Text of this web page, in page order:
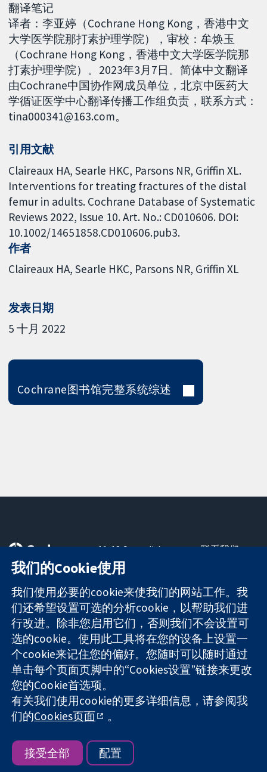
翻译笔记
译者：李亚婷（Cochrane Hong Kong，香港中文
大学医学院那打素护理学院），审校：牟焕玉
（Cochrane Hong Kong，香港中文大学医学院那
打素护理学院）。2023年3月7日。简体中文翻译
由Cochrane中国协作网成员单位，北京中医药大
学循证医学中心翻译传播工作组负责，联系方式：
tina000341@163.com。
引用文献
Claireaux HA, Searle HKC, Parsons NR, Griffin XL.
Interventions for treating fractures of the distal
femur in adults. Cochrane Database of Systematic
Reviews 2022, Issue 10. Art. No.: CD010606. DOI:
10.1002/14651858.CD010606.pub3.
作者
Claireaux HA Searle HKC Parsons NR Griffin XL
发表日期
5 十月 2022
Cochrane图书馆完整系统综述
可信任的证据
知情决定
更完善的医疗健
康
11-13 Cavendish
Square
London
W1G 0AN
United Kingdom
联系我们
关于我们
工作机会
Cochrane
Library
The Cochrane Collaboration is a charity (no. 1045921) and a
company limited by guarantee (no. 03044323) registered in
England & Wales. VAT registration number GB 718 2127 49.
版权所有：© 2026 Cochrane协作网
网站条款与条件| 免责声明|隐私权
我们的Cookie使用
我们使用必要的cookie来使我们的网站工作。我
们还希望设置可选的分析cookie，以帮助我们进
行改进。除非您启用它们，否则我们不会设置可
选的cookie。使用此工具将在您的设备上设置一
个cookie来记住您的偏好。您随时可以随时通过
单击每个页面页脚中的“Cookies设置”链接来更改
您的Cookie首选项。
有关我们使用cookie的更多详细信息，请参阅我
们的Cookies页面 。
接受全部 配置